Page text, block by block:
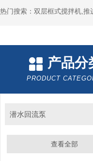
热门搜索：双层框式搅拌机,
产品分
PRODUCT
潜水回流泵
查看全部